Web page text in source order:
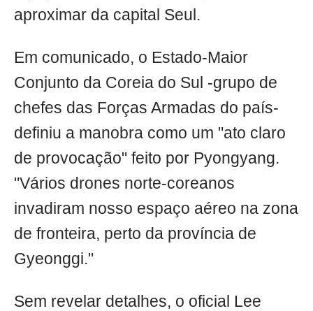
aproximar da capital Seul.
Em comunicado, o Estado-Maior
Conjunto da Coreia do Sul -grupo de
chefes das Forças Armadas do país-
definiu a manobra como um "ato claro
de provocação" feito por Pyongyang.
"Vários drones norte-coreanos
invadiram nosso espaço aéreo na zona
de fronteira, perto da província de
Gyeonggi."
Sem revelar detalhes, o oficial Lee